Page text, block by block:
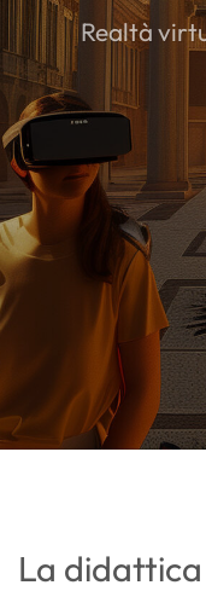
Realtà
La